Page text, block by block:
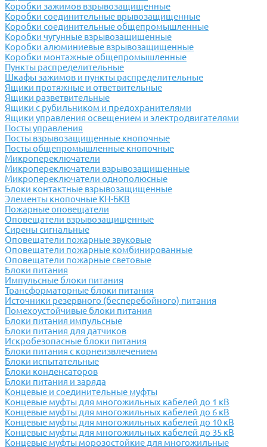
Коробки зажимов взрывозащищенные
Коробки соединительные врывозащищенные
Коробки соединительные общепромышленные
Коробки чугунные взрывозащищенные
Коробки алюминиевые взрывозащищенные
Коробки монтажные общепромышленные
Пункты распределительные
Шкафы зажимов и пункты распределительные
Ящики протяжные и ответвительные
Ящики разветвительные
Ящики с рубильником и предохранителями
Ящики управления освещением и электродвигателями
Посты управления
Посты взрывозащищенные кнопочные
Посты общепромышленные кнопочные
Микропереключатели
Микропереключатели взрывозащищенные
Микропереключатели однополюсные
Блоки контактные взрывозащищенные
Элементы кнопочные КН-БКВ
Пожарные оповещатели
Оповещатели взрывозащищенные
Сирены сигнальные
Оповещатели пожарные звуковые
Оповещатели пожарные комбинированные
Оповещатели пожарные световые
Блоки питания
Импульсные блоки питания
Трансформаторные блоки питания
Источники резервного (бесперебойного) питания
Помехоустойчивые блоки питания
Блоки питания импульсные
Блоки питания для датчиков
Искробезопасные блоки питания
Блоки питания с корнеизвлечением
Блоки испытательные
Блоки конденсаторов
Блоки питания и заряда
Концевые и соединительные муфты
Концевые муфты для многожильных кабелей до 1 кВ
Концевые муфты для многожильных кабелей до 6 кВ
Концевые муфты для многожильных кабелей до 10 кВ
Концевые муфты для многожильных кабелей до 35 кВ
Концевые муфты морозостойкие для многожильные